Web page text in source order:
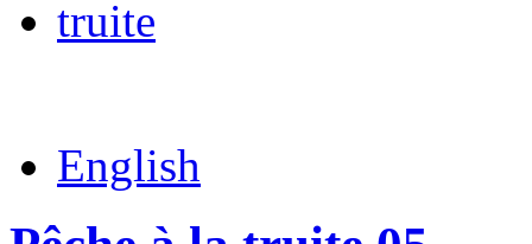
truite
English